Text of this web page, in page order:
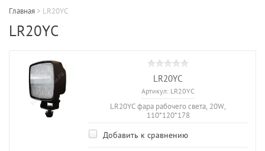
Главная > LR20YC
LR20YC
LR20YC
Артикул: LR20YC
LR20YC фара рабочего света, 20W,
110*120*178
Добавить к сравнению